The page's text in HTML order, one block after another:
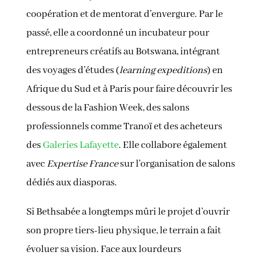
coopération et de mentorat d’envergure. Par le
passé, elle a coordonné un incubateur pour
entrepreneurs créatifs au Botswana, intégrant
des voyages d’études (learning expeditions) en
Afrique du Sud et à Paris pour faire découvrir les
dessous de la Fashion Week, des salons
professionnels comme Tranoï et des acheteurs
desGaleries Lafayette. Elle collabore également
avecExpertise Francesur l’organisation de salons
dédiés aux diasporas.
Si Bethsabée a longtemps mûri le projet d’ouvrir
son propre tiers-lieu physique, le terrain a fait
évoluer sa vision. Face aux lourdeurs